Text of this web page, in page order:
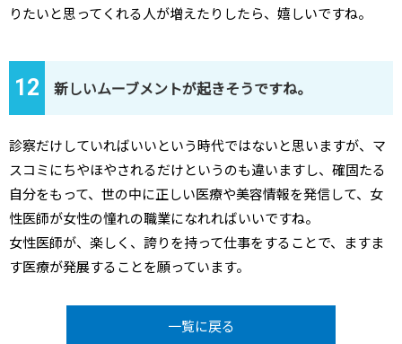
りたいと思ってくれる人が増えたりしたら、嬉しいですね。
12 新しいムーブメントが起きそうですね。
診察だけしていればいいという時代ではないと思いますが、マ
スコミにちやほやされるだけというのも違いますし、確固たる
自分をもって、世の中に正しい医療や美容情報を発信して、女
性医師が女性の憧れの職業になれればいいですね。
女性医師が、楽しく、誇りを持って仕事をすることで、ますま
す医療が発展することを願っています。
一覧に戻る